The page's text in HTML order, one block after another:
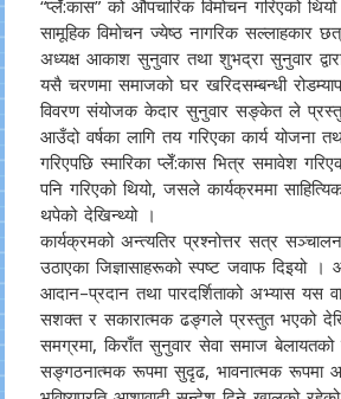
“प्लेँ:कास” को औपचारिक विमोचन गरिएको
सामूहिक विमोचन ज्येष्ठ नागरिक सल्लाहकार
अध्यक्ष आकाश सुनुवार तथा शुभद्रा सुनुवार
यसै चरणमा समाजको घर खरिदसम्बन्धी
विवरण संयोजक केदार सुनुवार सङ्केत ले
आउँदो वर्षका लागि तय गरिएका कार्य योजना
गरिएपछि स्मारिका प्लेँ:कास भित्र समावेश
पनि गरिएको थियो, जसले कार्यक्रममा
थपेको देखिन्थ्यो ।
कार्यक्रमको अन्त्यतिर प्रश्नोत्तर सत्र
उठाएका जिज्ञासाहरूको स्पष्ट जवाफ दिइयो
आदान–प्रदान तथा पारदर्शिताको अभ्यास यस
सशक्त र सकारात्मक ढङ्गले प्रस्तुत भएको
समग्रमा, किराँत सुनुवार सेवा समाज बेलायतको
सङ्गठनात्मक रूपमा सुदृढ, भावनात्मक रूपमा